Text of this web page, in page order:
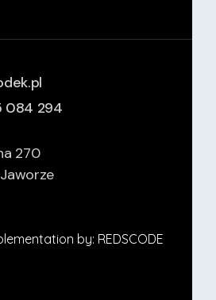
084 294
270
by: REDSCODE